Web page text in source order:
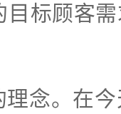
目标顾客
念。 在